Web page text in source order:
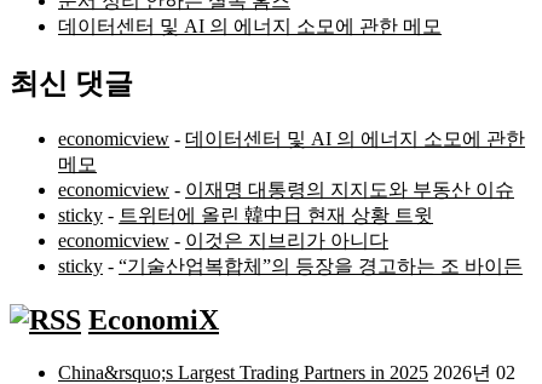
데이터센터 및 AI 의 에너지 소모에 관한 메모
최신 댓글
economicview - 데이터센터 및 AI 의 에너지 소모에 관한
메모
economicview - 이재명 대통령의 지지도와 부동산 이슈
sticky - 트위터에 올린 韓中日 현재 상황 트윗
economicview - 이것은 지브리가 아니다
sticky - “기술산업복합체”의 등장을 경고하는 조 바이든
EconomiX
China&rsquo;s Largest Trading Partners in 2025 2026년 02